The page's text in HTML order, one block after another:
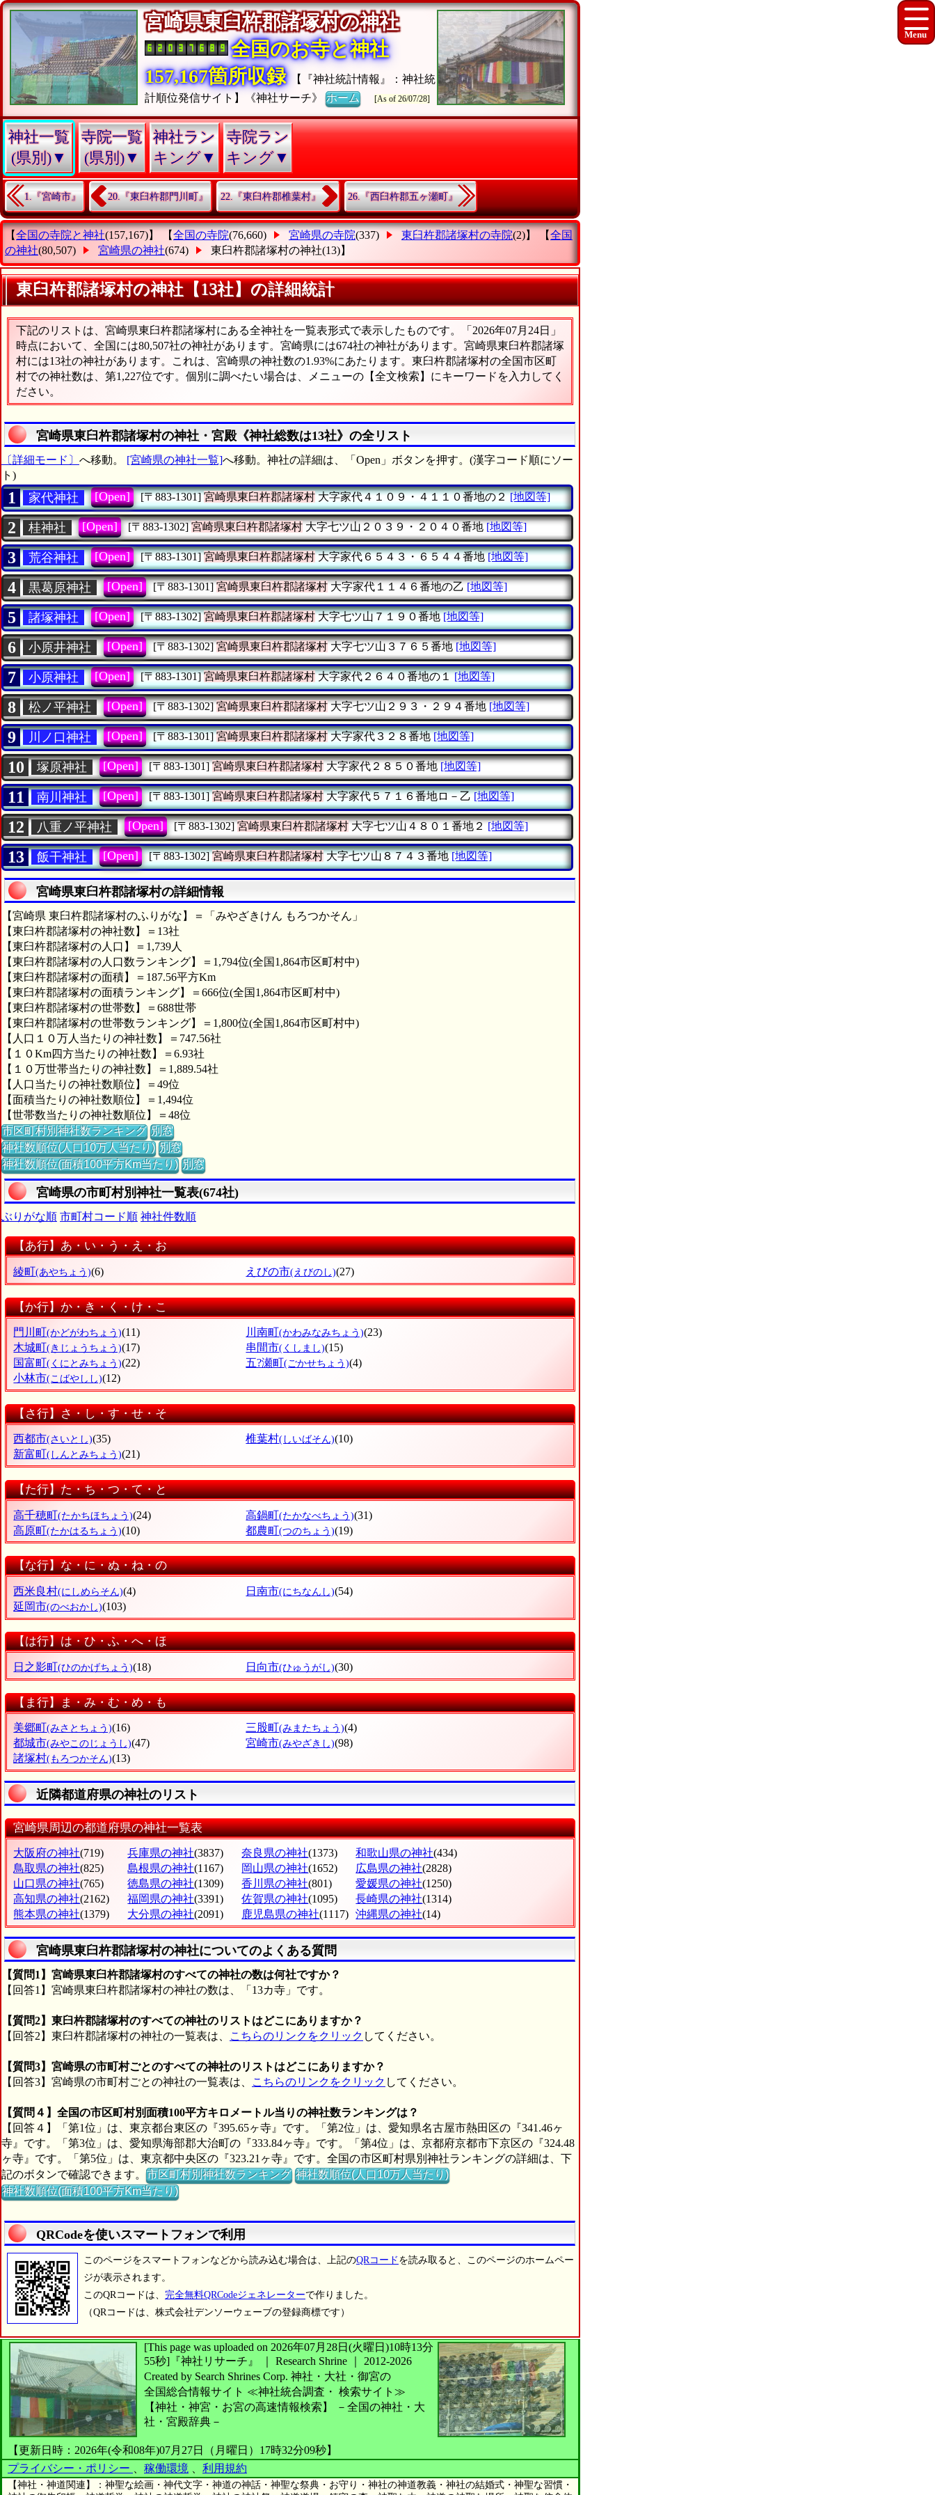
宮崎県東臼杵郡諸塚村の神社
全国のお寺と神社
157,167箇所収録
【『神社統計情報』：神社統
計順位発信サイト】《神社サーチ》ホーム [As of 26/07/28]
神社一覧
(県別)▼
寺院一覧
(県別)▼
神社ラン
キング▼
寺院ラン
キング▼
1.『宮崎市』 20.『東臼杵郡門川町』 22.『東臼杵郡椎葉村』 26.『西臼杵郡五ヶ瀬町』
【全国の寺院と神社(157,167)】 【全国の寺院(76,660) 宮崎県の寺院(337) 東臼杵郡諸塚村の寺院(2)】 【全国
の神社(80,507) 宮崎県の神社(674) 東臼杵郡諸塚村の神社(13)】
東臼杵郡諸塚村の神社【13社】の詳細統計
下記のリストは、宮崎県東臼杵郡諸塚村にある全神社を一覧表形式で表示したものです。「2026年07月24日」
時点において、全国には80,507社の神社があります。宮崎県には674社の神社があります。宮崎県東臼杵郡諸塚
村には13社の神社があります。これは、宮崎県の神社数の1.93%にあたります。東臼杵郡諸塚村の全国市区町
村での神社数は、第1,227位です。個別に調べたい場合は、メニューの【全文検索】にキーワードを入力してく
ださい。
宮崎県東臼杵郡諸塚村の神社・宮殿《神社総数は13社》の全リスト
〔詳細モード〕 へ移動。 [宮崎県の神社一覧]へ移動。神社の詳細は、「Open」ボタンを押す。(漢字コード順にソー
ト)
1 家代神社 [Open] [〒883-1301] 宮崎県東臼杵郡諸塚村大字家代４１０９・４１１０番地の２ [地図等]
2 桂神社 [Open] [〒883-1302] 宮崎県東臼杵郡諸塚村大字七ツ山２０３９・２０４０番地 [地図等]
3 荒谷神社 [Open] [〒883-1301] 宮崎県東臼杵郡諸塚村大字家代６５４３・６５４４番地 [地図等]
4 黒葛原神社 [Open] [〒883-1301] 宮崎県東臼杵郡諸塚村大字家代１１４６番地の乙 [地図等]
5 諸塚神社 [Open] [〒883-1302] 宮崎県東臼杵郡諸塚村大字七ツ山７１９０番地 [地図等]
6 小原井神社 [Open] [〒883-1302] 宮崎県東臼杵郡諸塚村大字七ツ山３７６５番地 [地図等]
7 小原神社 [Open] [〒883-1301] 宮崎県東臼杵郡諸塚村大字家代２６４０番地の１ [地図等]
8 松ノ平神社 [Open] [〒883-1302] 宮崎県東臼杵郡諸塚村大字七ツ山２９３・２９４番地 [地図等]
9 川ノ口神社 [Open] [〒883-1301] 宮崎県東臼杵郡諸塚村大字家代３２８番地 [地図等]
10 塚原神社 [Open] [〒883-1301] 宮崎県東臼杵郡諸塚村大字家代２８５０番地 [地図等]
11 南川神社 [Open] [〒883-1301] 宮崎県東臼杵郡諸塚村大字家代５７１６番地ロ－乙 [地図等]
12 八重ノ平神社 [Open] [〒883-1302] 宮崎県東臼杵郡諸塚村大字七ツ山４８０１番地２ [地図等]
13 飯干神社 [Open] [〒883-1302] 宮崎県東臼杵郡諸塚村大字七ツ山８７４３番地 [地図等]
宮崎県東臼杵郡諸塚村の詳細情報
【宮崎県 東臼杵郡諸塚村のふりがな】＝「みやざきけん もろつかそん」
【東臼杵郡諸塚村の神社数】＝13社
【東臼杵郡諸塚村の人口】＝1,739人
【東臼杵郡諸塚村の人口数ランキング】＝1,794位(全国1,864市区町村中)
【東臼杵郡諸塚村の面積】＝187.56平方Km
【東臼杵郡諸塚村の面積ランキング】＝666位(全国1,864市区町村中)
【東臼杵郡諸塚村の世帯数】＝688世帯
【東臼杵郡諸塚村の世帯数ランキング】＝1,800位(全国1,864市区町村中)
【人口１０万人当たりの神社数】＝747.56社
【１０Km四方当たりの神社数】＝6.93社
【１０万世帯当たりの神社数】＝1,889.54社
【人口当たりの神社数順位】＝49位
【面積当たりの神社数順位】＝1,494位
【世帯数当たりの神社数順位】＝48位
市区町村別神社数ランキング 別窓
神社数順位(人口10万人当たり) 別窓
神社数順位(面積100平方Km当たり) 別窓
宮崎県の市町村別神社一覧表(674社)
ぶりがな順 市町村コード順 神社件数順
【あ行】あ・い・う・え・お
綾町(あやちょう)(6) えびの市(えびのし)(27)
【か行】か・き・く・け・こ
門川町(かどがわちょう)(11) 川南町(かわみなみちょう)(23)
木城町(きじょうちょう)(17) 串間市(くしまし)(15)
国富町(くにとみちょう)(22) 五?瀬町(ごかせちょう)(4)
小林市(こばやしし)(12)
【さ行】さ・し・す・せ・そ
西都市(さいとし)(35) 椎葉村(しいばそん)(10)
新富町(しんとみちょう)(21)
【た行】た・ち・つ・て・と
高千穂町(たかちほちょう)(24) 高鍋町(たかなべちょう)(31)
高原町(たかはるちょう)(10) 都農町(つのちょう)(19)
【な行】な・に・ぬ・ね・の
西米良村(にしめらそん)(4) 日南市(にちなんし)(54)
延岡市(のべおかし)(103)
【は行】は・ひ・ふ・へ・ほ
日之影町(ひのかげちょう)(18) 日向市(ひゅうがし)(30)
【ま行】ま・み・む・め・も
美郷町(みさとちょう)(16) 三股町(みまたちょう)(4)
都城市(みやこのじょうし)(47) 宮崎市(みやざきし)(98)
諸塚村(もろつかそん)(13)
近隣都道府県の神社のリスト
宮崎県周辺の都道府県の神社一覧表
大阪府の神社(719) 兵庫県の神社(3837) 奈良県の神社(1373) 和歌山県の神社(434)
鳥取県の神社(825) 島根県の神社(1167) 岡山県の神社(1652) 広島県の神社(2828)
山口県の神社(765) 徳島県の神社(1309) 香川県の神社(801) 愛媛県の神社(1250)
高知県の神社(2162) 福岡県の神社(3391) 佐賀県の神社(1095) 長崎県の神社(1314)
熊本県の神社(1379) 大分県の神社(2091) 鹿児島県の神社(1117) 沖縄県の神社(14)
宮崎県東臼杵郡諸塚村の神社についてのよくある質問
【質問1】宮崎県東臼杵郡諸塚村のすべての神社の数は何社ですか？
【回答1】宮崎県東臼杵郡諸塚村の神社の数は、「13カ寺」です。
【質問2】東臼杵郡諸塚村のすべての神社のリストはどこにありますか？
【回答2】東臼杵郡諸塚村の神社の一覧表は、
こちらのリンクをクリック してください。
【質問3】宮崎県の市町村ごとのすべての神社のリストはどこにありますか？
【回答3】宮崎県の市町村ごとの神社の一覧表は、
こちらのリンクをクリック してください。
【質問４】全国の市区町村別面積100平方キロメートル当りの神社数ランキングは？
【回答４】「第1位」は、東京都台東区の『395.65ヶ寺』です。「第2位」は、愛知県名古屋市熱田区の『341.46ヶ
寺』です。「第3位」は、愛知県海部郡大治町の『333.84ヶ寺』です。「第4位」は、京都府京都市下京区の『324.48
ヶ寺』です。「第5位」は、東京都中央区の『323.21ヶ寺』です。全国の市区町村県別神社ランキングの詳細は、下
記のボタンで確認できます。市区町村別神社数ランキング 神社数順位(人口10万人当たり)
神社数順位(面積100平方Km当たり)
QRCodeを使いスマートフォンで利用
このページをスマートフォンなどから読み込む場合は、上記のQRコード を読み取ると、このページのホームペー
ジが表示されます。
このQRコードは、 完全無料QRCodeジェネレーターで作りました。
（QRコードは、株式会社デンソーウェーブの登録商標です）
[This page was uploaded on 2026年07月28日(火曜日)10時13分
55秒] 『神社リサーチ』 ｜ Research Shrine
2012-2026
Created by Search Shrines Corp. 神社・大社・御宮の
全国総合情報サイト ≪神社統合調査・ 検索サイト≫
【神社・神宮・お宮の高速情報検索】
－全国の神社・大
社・宮殿辞典－
【更新日時：2026年(令和08年)07月27日（月曜日）17時32分09秒】
プライバシー・ポリシー
稼働環境 利用規約
【神社・神道関連】：神聖な絵画・神代文字・神道の神話・神聖な祭典・お守り・神社の神道教義・神社の結婚式・神聖な習慣・